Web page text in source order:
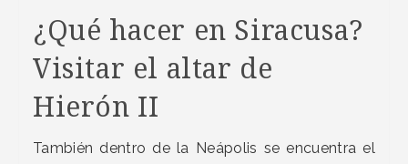
¿Qué hacer en Siracusa?
Visitar el altar de
Hierón II
También dentro de la Neápolis se encuentra el